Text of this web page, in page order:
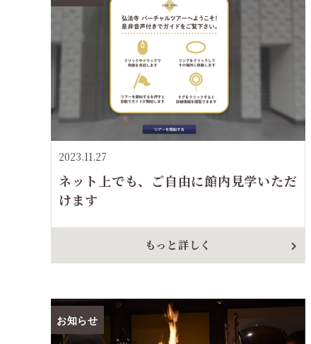
2023.11.27
ネット上でも、ご自由に館内見学いただ
けます
もっと詳しく
お知らせ